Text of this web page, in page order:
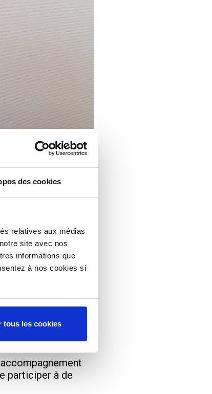
des cookies
relatives aux médias
site avec nos
informations que
à nos cookies si
tous les cookies
double diplôme
et ses
pour envisager
d’inégalités
elle expérimente
parcours de ces
de la charge
participer à de